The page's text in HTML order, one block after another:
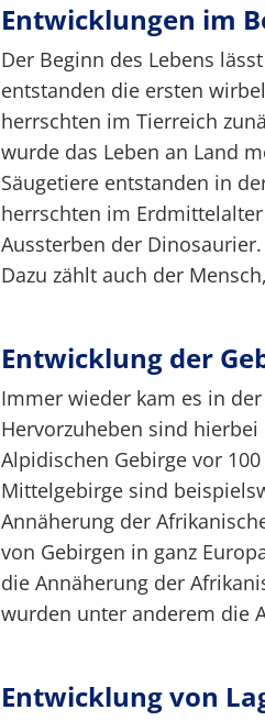
Entwicklungen im
Der Beginn des Lebens
entstanden die ersten
herrschten im Tierreich
wurde das Leben an Land
Säugetiere entstanden in
herrschten im
Aussterben der
Dazu zählt auch der
Entwicklung der
Immer wieder kam es in
Hervorzuheben sind
Alpidischen Gebirge vor
Mittelgebirge sind
Annäherung der
von Gebirgen in ganz
die Annäherung der
wurden unter anderem die
Entwicklung von